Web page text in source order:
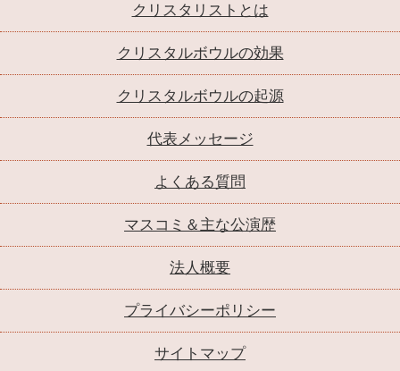
クリスタリストとは
クリスタルボウルの効果
クリスタルボウルの起源
代表メッセージ
よくある質問
マスコミ＆主な公演歴
法人概要
プライバシーポリシー
サイトマップ